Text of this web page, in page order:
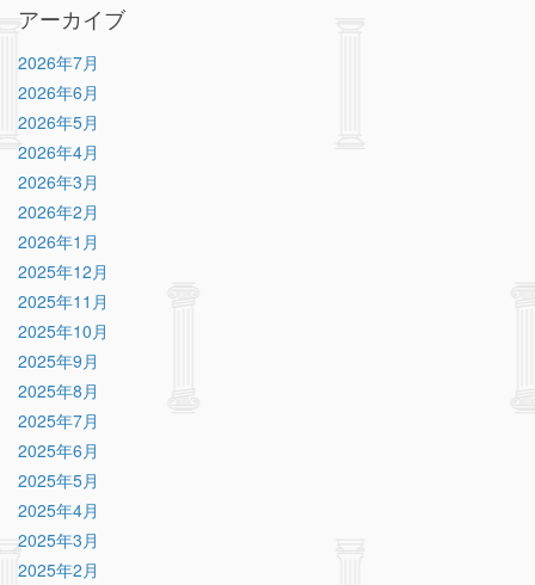
アーカイブ
2026年7月
2026年6月
2026年5月
2026年4月
2026年3月
2026年2月
2026年1月
2025年12月
2025年11月
2025年10月
2025年9月
2025年8月
2025年7月
2025年6月
2025年5月
2025年4月
2025年3月
2025年2月